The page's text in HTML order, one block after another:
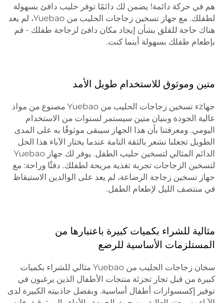
هم في حركة دائمة! يضمن لك دائمًا توفر حليب دافئ بسهولة
لطفلك. مع جهاز تسخين زجاجات الحليب من Yuebao، لم يعد
هناك حاجة للقلق بشأن إيجاد مكان دافئ لزجاجة طفلك - قم
بإطعام طفلك بسهولة أينما كنت.
متين وموثوق للاستخدام طويل الأمد
جهاzء تسخين زجاجات الحليب من Yuebao مصنوع من مواد
عالية الجودة وبنيان متين سيستمر لسنوات من الاستخدام
اليومي. ومعرفتنا بأن هذا الجهاز سيبقى موثوقًا به على المدى
الطويل تجعلنا نشعر بالثقة التامة عندما يختار الآباء هذا الحل
الدائم المثالي لتسخين حليب الطفل. يوفر لك جهاز Yuebao
لتسخين الزجاجات تجربة تغذية مريحة لطفلك. دفئًا وراحة: مع
جهاز تسخين زجاجة الرضاعة، لم يعد على الوالدين الاستيقاظ
في منتصف الليل لإطعام الطفل.
مثالية للشراء بكميات كبيرة باعتبارها من
المستلزمات الأساسية للرضع
سخان زجاجات الحليب من Yuebao مثالي للشراء بكميات
كبيرة من قبل تجار تجزئة منتجات الأطفال الذين يرغبون في
توفير إكسسوارات أطفال أساسية. وبفضل جاذبيته الكبيرة لدى